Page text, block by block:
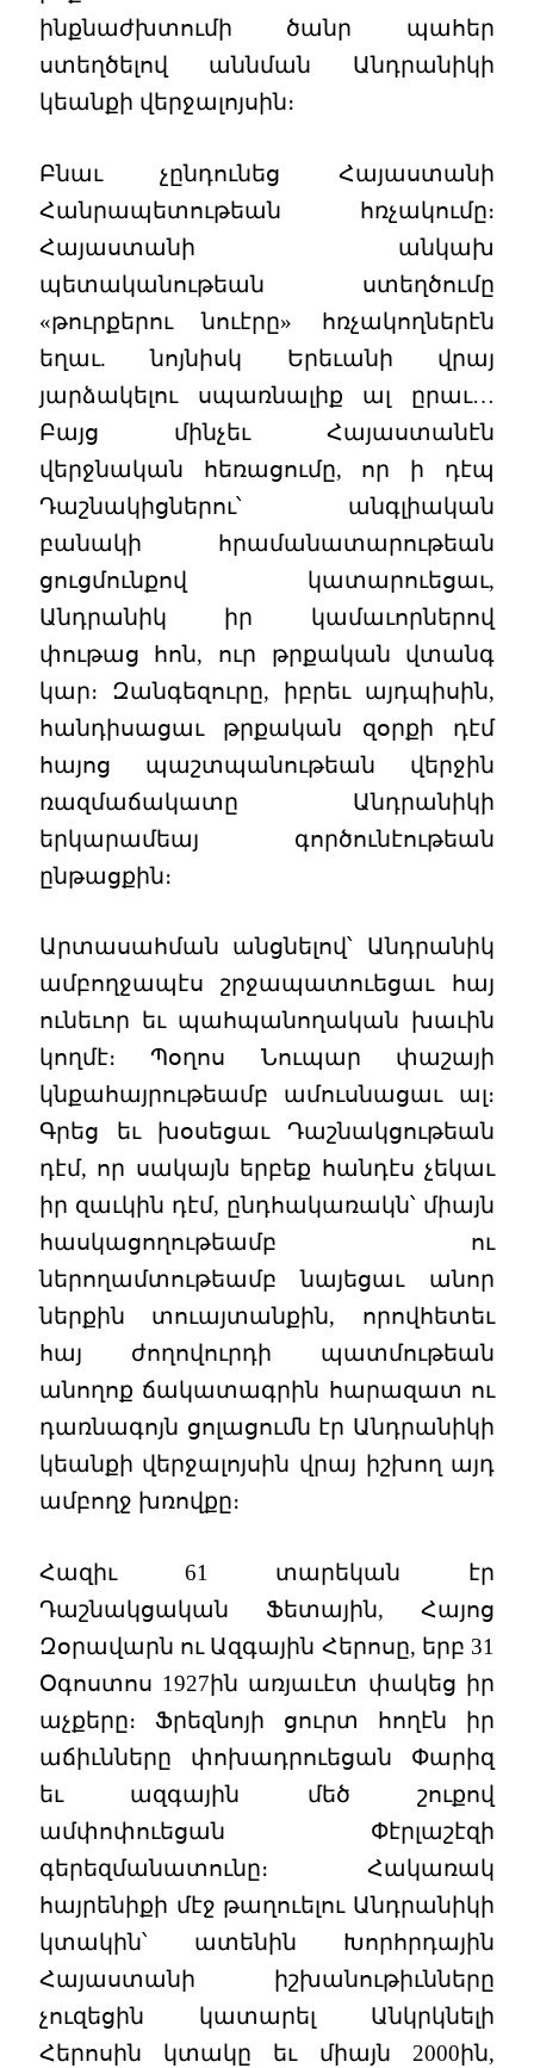
ինքնաժխտումի ծանր պահեր
ստեղծելով աննման Անդրանիկի
կեանքի վերջալոյսին։
Բնաւ չընդունեց Հայաստանի
Հանրապետութեան հռչակումը։
Հայաստանի անկախ
պետականութեան ստեղծումը
«թուրքերու նուէրը» հռչակողներէն
եղաւ. նոյնիսկ Երեւանի վրայ
յարձակելու սպառնալիք ալ ըրաւ…
Բայց մինչեւ Հայաստանէն
վերջնական հեռացումը, որ ի դէպ
Դաշնակիցներու՝ անգլիական
բանակի հրամանատարութեան
ցուցմունքով կատարուեցաւ,
Անդրանիկ իր կամաւորներով
փութաց հոն, ուր թրքական վտանգ
կար։ Զանգեզուրը, իբրեւ այդպիսին,
հանդիսացաւ թրքական զօրքի դէմ
հայոց պաշտպանութեան վերջին
ռազմաճակատը Անդրանիկի
երկարամեայ գործունէութեան
ընթացքին։
Արտասահման անցնելով՝ Անդրանիկ
ամբողջապէս շրջապատուեցաւ հայ
ունեւոր եւ պահպանողական խաւին
կողմէ։ Պօղոս Նուպար փաշայի
կնքահայրութեամբ ամուսնացաւ ալ։
Գրեց եւ խօսեցաւ Դաշնակցութեան
դէմ, որ սակայն երբեք հանդէս չեկաւ
իր զաւկին դէմ, ընդհակառակն՝ միայն
հասկացողութեամբ ու
ներողամտութեամբ նայեցաւ անոր
ներքին տուայտանքին, որովհետեւ
հայ ժողովուրդի պատմութեան
անողոք ճակատագրին հարազատ ու
դառնագոյն ցոլացումն էր Անդրանիկի
կեանքի վերջալոյսին վրայ իշխող այդ
ամբողջ խռովքը։
Հազիւ 61 տարեկան էր
Դաշնակցական Ֆետային, Հայոց
Զօրավարն ու Ազգային Հերոսը, երբ 31
Օգոստոս 1927ին առյաւէտ փակեց իր
աչքերը։ Ֆրեզնոյի ցուրտ հողէն իր
աճիւնները փոխադրուեցան Փարիզ
եւ ազգային մեծ շուքով
ամփոփուեցան Փէրլաշէզի
գերեզմանատունը։ Հակառակ
հայրենիքի մէջ թաղուելու Անդրանիկի
կտակին՝ ատենին Խորհրդային
Հայաստանի իշխանութիւնները
չուզեցին կատարել Անկրկնելի
Հերոսին կտակը եւ միայն 2000ին,